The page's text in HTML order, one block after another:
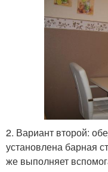
2. Вариант второй:
установлена барная
же выполняет